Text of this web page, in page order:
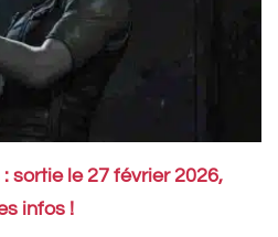
sortie le 27 février 2026,
infos !